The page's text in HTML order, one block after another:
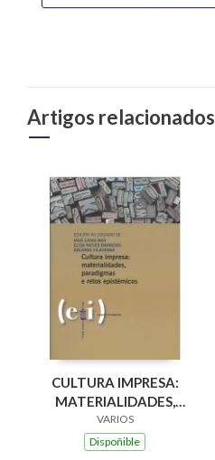
Artigos relacionados
CULTURA IMPRESA:
MATERIALIDADES,
PARADIGMAS E
RETOS EPISTÉMICOS
VARIOS
Dispoñible